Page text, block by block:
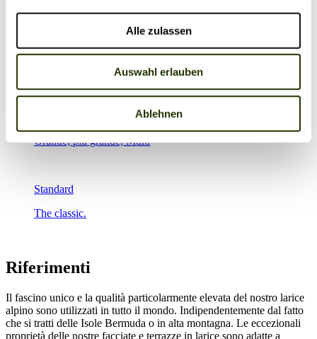
Alle zulassen
Auswahl erlauben
Ablehnen
Szena
Il palcoscenico della vostra casa
Grande, più grande, Multi
Standard
The classic.
Riferimenti
Il fascino unico e la qualità particolarmente elevata del nostro larice
alpino sono utilizzati in tutto il mondo. Indipendentemente dal fatto
che si tratti delle Isole Bermuda o in alta montagna. Le eccezionali
proprietà delle nostre facciate e terrazze in larice sono adatte a